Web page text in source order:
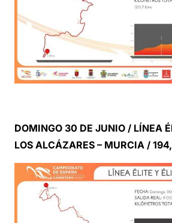
DOMINGO 30 DE JUNIO / LÍNEA
LOS ALCÁZARES – MURCIA /